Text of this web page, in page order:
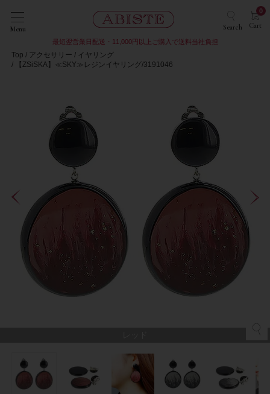
Menu Search Cart
0
最短翌営業日配送・11,000円以上ご購入で送料当社負担
Top アクセサリー
イヤリング
【ZSiSKA】≪SKY≫レジンイヤリング/3191046